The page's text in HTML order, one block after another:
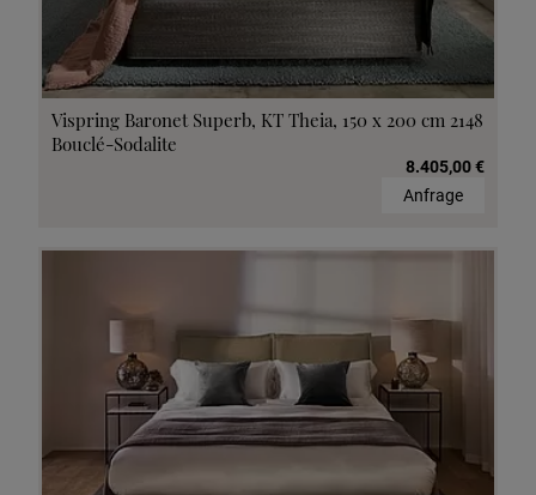
Vispring Baronet Superb, KT Theia, 150 x 200 cm 2148
Bouclé-Sodalite
8.405,00 €
Anfrage